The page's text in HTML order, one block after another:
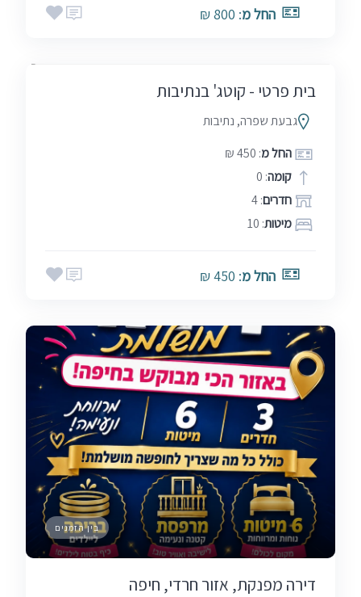
החל מ: 800 ₪ אמצע שבוע
בית פרטי - קוטג' בנתיבות
גבעת שפרה, נתיבות
החל מ: 450 ₪
קומה: 0
חדרים: 4
מיטות: 10
החל מ: 450 ₪
בין הזמנים
דירה מפנקת, אזור חרדי, חיפה